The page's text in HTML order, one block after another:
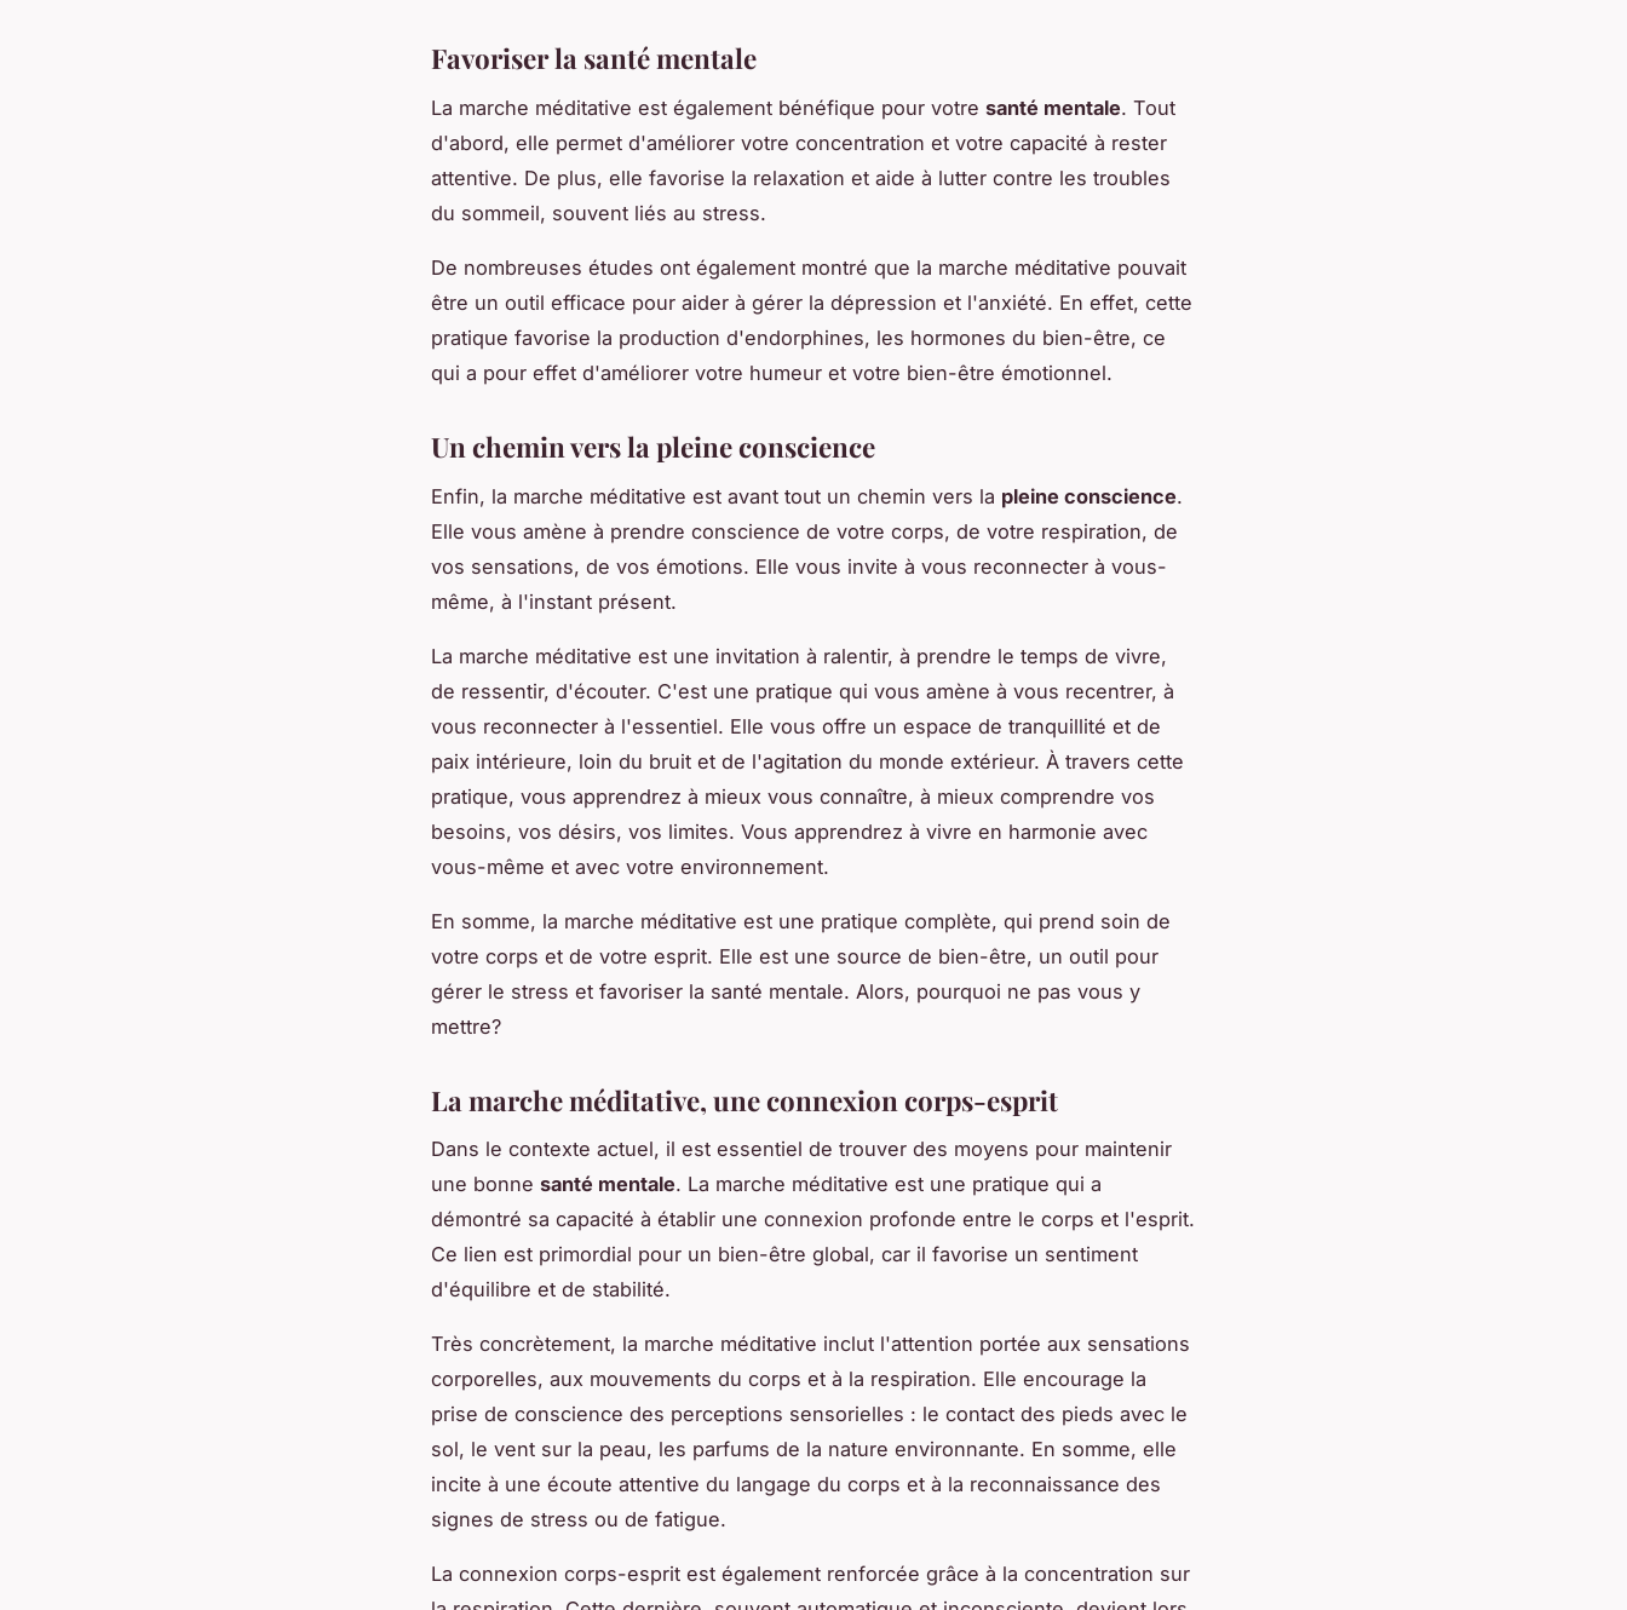
Favoriser la santé mentale
La marche méditative est également bénéfique pour votre santé mentale. Tout
d'abord, elle permet d'améliorer votre concentration et votre capacité à rester
attentive. De plus, elle favorise la relaxation et aide à lutter contre les troubles
du sommeil, souvent liés au stress.
De nombreuses études ont également montré que la marche méditative pouvait
être un outil efficace pour aider à gérer la dépression et l'anxiété. En effet, cette
pratique favorise la production d'endorphines, les hormones du bien-être, ce
qui a pour effet d'améliorer votre humeur et votre bien-être émotionnel.
Un chemin vers la pleine conscience
Enfin, la marche méditative est avant tout un chemin vers la pleine conscience.
Elle vous amène à prendre conscience de votre corps, de votre respiration, de
vos sensations, de vos émotions. Elle vous invite à vous reconnecter à vous-
même, à l'instant présent.
La marche méditative est une invitation à ralentir, à prendre le temps de vivre,
de ressentir, d'écouter. C'est une pratique qui vous amène à vous recentrer, à
vous reconnecter à l'essentiel. Elle vous offre un espace de tranquillité et de
paix intérieure, loin du bruit et de l'agitation du monde extérieur. À travers cette
pratique, vous apprendrez à mieux vous connaître, à mieux comprendre vos
besoins, vos désirs, vos limites. Vous apprendrez à vivre en harmonie avec
vous-même et avec votre environnement.
En somme, la marche méditative est une pratique complète, qui prend soin de
votre corps et de votre esprit. Elle est une source de bien-être, un outil pour
gérer le stress et favoriser la santé mentale. Alors, pourquoi ne pas vous y
mettre?
La marche méditative, une connexion corps-esprit
Dans le contexte actuel, il est essentiel de trouver des moyens pour maintenir
une bonne santé mentale. La marche méditative est une pratique qui a
démontré sa capacité à établir une connexion profonde entre le corps et l'esprit.
Ce lien est primordial pour un bien-être global, car il favorise un sentiment
d'équilibre et de stabilité.
Très concrètement, la marche méditative inclut l'attention portée aux sensations
corporelles, aux mouvements du corps et à la respiration. Elle encourage la
prise de conscience des perceptions sensorielles : le contact des pieds avec le
sol, le vent sur la peau, les parfums de la nature environnante. En somme, elle
incite à une écoute attentive du langage du corps et à la reconnaissance des
signes de stress ou de fatigue.
La connexion corps-esprit est également renforcée grâce à la concentration sur